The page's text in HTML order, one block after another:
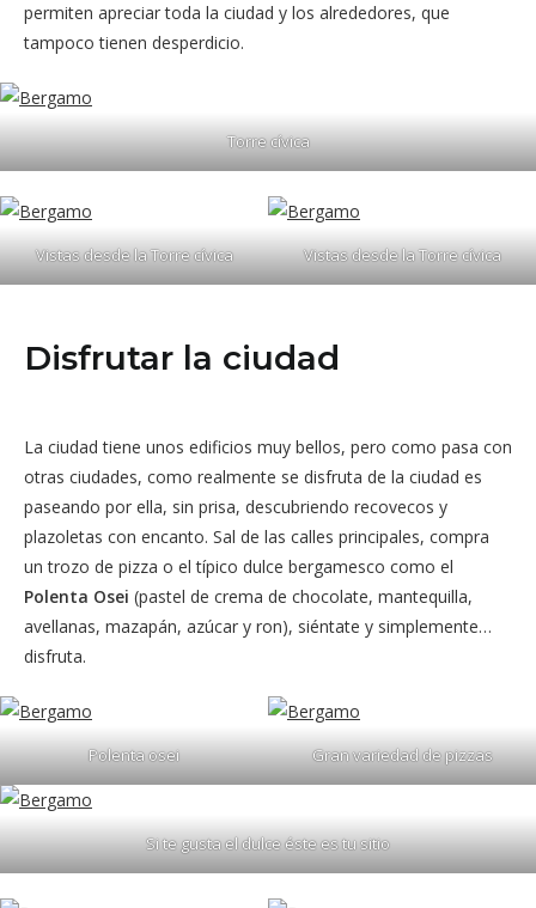
permiten apreciar toda la ciudad y los alrededores, que
tampoco tienen desperdicio.
Torre cívica
Vistas desde la Torre cívica Vistas desde la Torre cívica
Disfrutar la ciudad
La ciudad tiene unos edificios muy bellos, pero como pasa con
otras ciudades, como realmente se disfruta de la ciudad es
paseando por ella, sin prisa, descubriendo recovecos y
plazoletas con encanto. Sal de las calles principales, compra
un trozo de pizza o el típico dulce bergamesco como el
Polenta Osei (pastel de crema de chocolate, mantequilla,
avellanas, mazapán, azúcar y ron), siéntate y simplemente…
disfruta.
Polenta osei Gran variedad de pizzas
Si te gusta el dulce éste es tu sitio